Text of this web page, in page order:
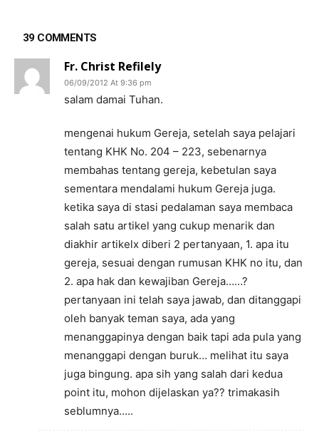
39 COMMENTS
Fr. Christ Refilely
06/09/2012 At 9:36 pm
salam damai Tuhan.
mengenai hukum Gereja, setelah saya pelajari
tentang KHK No. 204 – 223, sebenarnya
membahas tentang gereja, kebetulan saya
sementara mendalami hukum Gereja juga.
ketika saya di stasi pedalaman saya membaca
salah satu artikel yang cukup menarik dan
diakhir artikelx diberi 2 pertanyaan, 1. apa itu
gereja, sesuai dengan rumusan KHK no itu, dan
2. apa hak dan kewajiban Gereja……?
pertanyaan ini telah saya jawab, dan ditanggapi
oleh banyak teman saya, ada yang
menanggapinya dengan baik tapi ada pula yang
menanggapi dengan buruk… melihat itu saya
juga bingung. apa sih yang salah dari kedua
point itu, mohon dijelaskan ya?? trimakasih
seblumnya…..